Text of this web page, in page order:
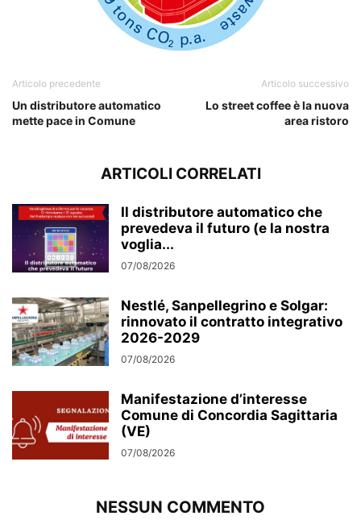
Articolo precedente
Un distributore automatico
mette pace in Comune
Articolo successivo
Lo street coffee è la nuova
area ristoro
ARTICOLI CORRELATI
Il distributore automatico che
prevedeva il futuro (e la nostra
voglia...
07/08/2026
Nestlé, Sanpellegrino e Solgar:
rinnovato il contratto integrativo
2026-2029
07/08/2026
Manifestazione d’interesse
Comune di Concordia Sagittaria
(VE)
07/08/2026
NESSUN COMMENTO